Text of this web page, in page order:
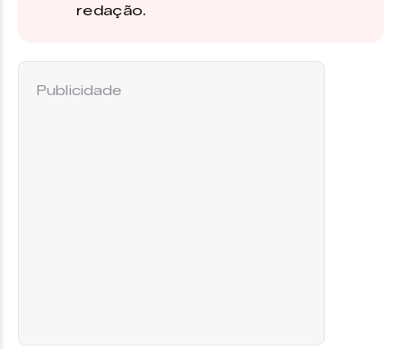
redação.
Publicidade